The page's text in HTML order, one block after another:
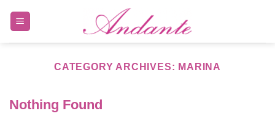
CATEGORY ARCHIVES: MARINA
Nothing Found